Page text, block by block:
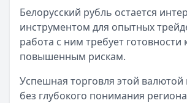
Займер— До зарплаты
Сумма: до30 000₽
Срок до:30дней
Рейтинг:4.6(17 отзывов)
Белорусский рубль остается
инструментом для опытных
работа с ним требует готовности
повышенным рискам.
Успешная торговля этой
без глубокого понимания